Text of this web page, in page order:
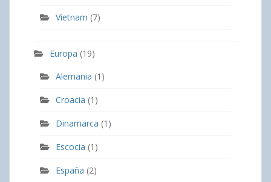
Vietnam (7)
Europa (19)
Alemania (1)
Croacia (1)
Dinamarca (1)
Escocia (1)
España (2)